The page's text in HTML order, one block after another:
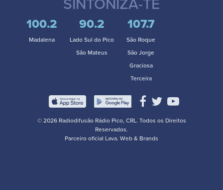
SINTONIZA-TE
100.2
Madalena
90.2
Lado Sul do Pico
São Mateus
107.7
São Roque
São Jorge
Graciosa
Terceira
© 2026 Radiodifusão Rádio Pico, CRL. Todos os Direitos
Reservados.
Parceiro oficial Lava. Web & Brands